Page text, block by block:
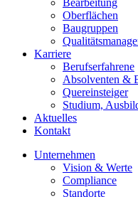
Bearbeitung
Oberflächen
Baugruppen
Karriere
Berufserfahrene
Absolventen &
Quereinsteiger
Studium,
Aktuelles
Kontakt
Unternehmen
Vision & Werte
Compliance
Standorte